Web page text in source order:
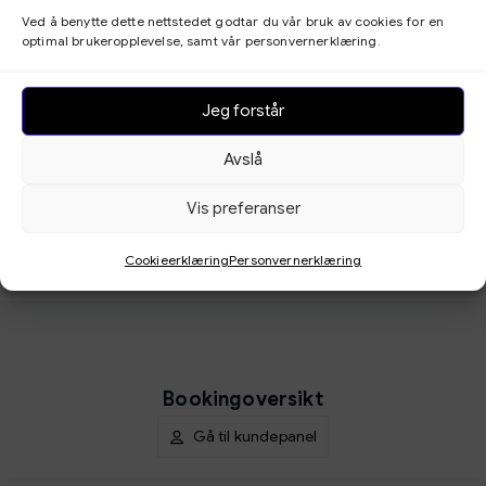
Ved å benytte dette nettstedet godtar du vår bruk av cookies for en
optimal brukeropplevelse, samt vår personvernerklæring.
Jeg forstår
Avslå
Vis preferanser
CookieerklæringPersonvernerklæringNeste steg
Bookingoversikt
Gå til kundepanel